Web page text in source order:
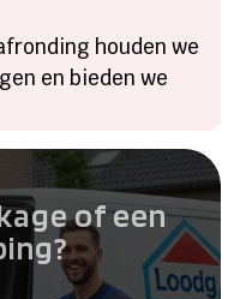
houden we
en bieden we
of een